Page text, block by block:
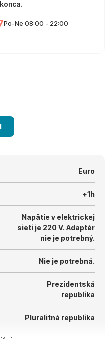
Po-Ne 08:00 - 22:00
Euro
+1h
Napätie v elektrickej
sieti je 220 V. Adaptér
nie je potrebný.
Nie je potrebná.
Prezidentská
republika
Pluralitná republika